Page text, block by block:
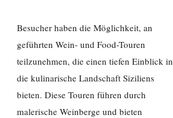
Besucher haben die Möglichkeit, an
geführten Wein- und Food-Touren
teilzunehmen, die einen tiefen Einblick in
die kulinarische Landschaft Siziliens
bieten. Diese Touren führen durch
malerische Weinberge und bieten